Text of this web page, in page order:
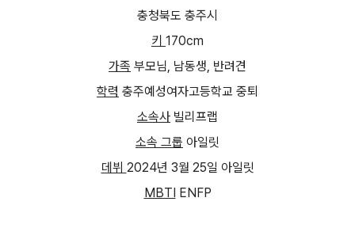
충청북도 충주시
키 170cm
가족 부모님, 남동생, 반려견
학력 충주예성여자고등학교 중퇴
소속사 빌리프랩
소속 그룹 아일릿
데뷔 2024년 3월 25일 아일릿
MBTI ENFP